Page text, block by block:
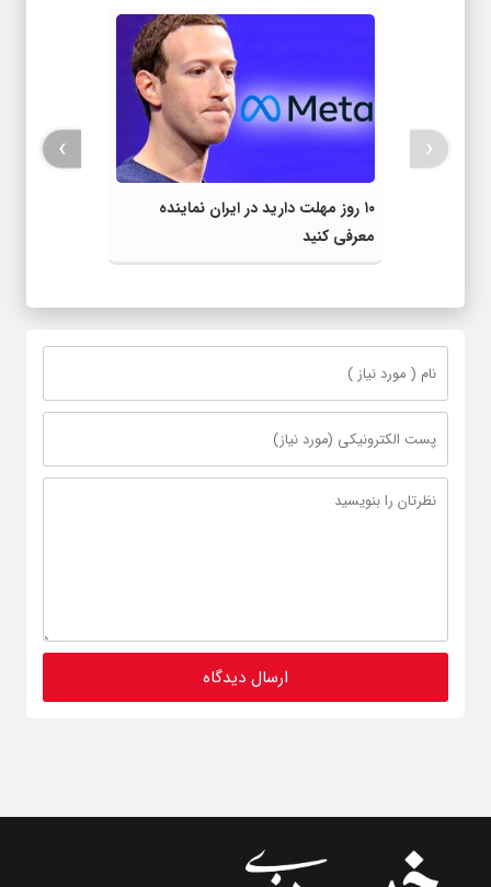
۱۰ روز مهلت دارید در ایران نماینده
معرفی کنید
‹
›